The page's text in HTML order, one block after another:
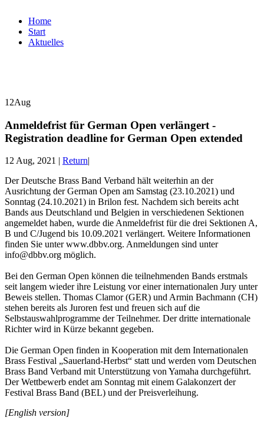
Home
Start
Aktuelles
12Aug
Anmeldefrist für German Open verlängert -
Registration deadline for German Open extended
12 Aug, 2021 | Return|
Der Deutsche Brass Band Verband hält weiterhin an der
Ausrichtung der German Open am Samstag (23.10.2021) und
Sonntag (24.10.2021) in Brilon fest. Nachdem sich bereits acht
Bands aus Deutschland und Belgien in verschiedenen Sektionen
angemeldet haben, wurde die Anmeldefrist für die drei Sektionen A,
B und C/Jugend bis 10.09.2021 verlängert. Weitere Informationen
finden Sie unter www.dbbv.org. Anmeldungen sind unter
info@dbbv.org möglich.
Bei den German Open können die teilnehmenden Bands erstmals
seit langem wieder ihre Leistung vor einer internationalen Jury unter
Beweis stellen. Thomas Clamor (GER) und Armin Bachmann (CH)
stehen bereits als Juroren fest und freuen sich auf die
Selbstauswahlprogramme der Teilnehmer. Der dritte internationale
Richter wird in Kürze bekannt gegeben.
Die German Open finden in Kooperation mit dem Internationalen
Brass Festival „Sauerland-Herbst“ statt und werden vom Deutschen
Brass Band Verband mit Unterstützung von Yamaha durchgeführt.
Der Wettbewerb endet am Sonntag mit einem Galakonzert der
Festival Brass Band (BEL) und der Preisverleihung.
[English version]